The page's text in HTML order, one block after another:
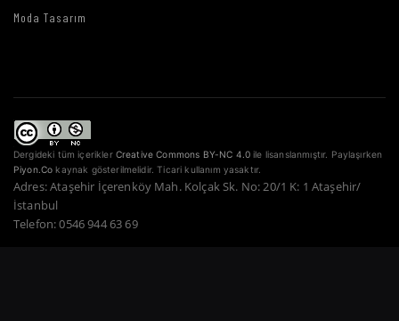
Moda Tasarım
Dergideki tüm içerikler Creative Commons BY-NC 4.0 ile lisanslanmıştır. Paylaşırken
Piyon.Co kaynak gösterilmelidir. Ticari kullanım yasaktır.
Adres: Ataşehir İçerenköy Mah. Kolçak Sk. No: 20/1 K: 1 Ataşehir/
İstanbul
Telefon: 0546 944 63 69